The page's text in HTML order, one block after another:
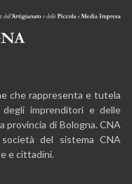
che rappresenta e tutela
imprenditori e delle
provincia di Bologna. CNA
del sistema CNA
e cittadini.